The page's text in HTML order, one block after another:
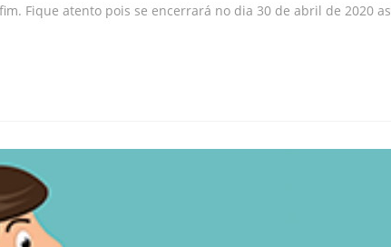
Fique atento pois se encerrará no dia 30 de abril de 2020 as